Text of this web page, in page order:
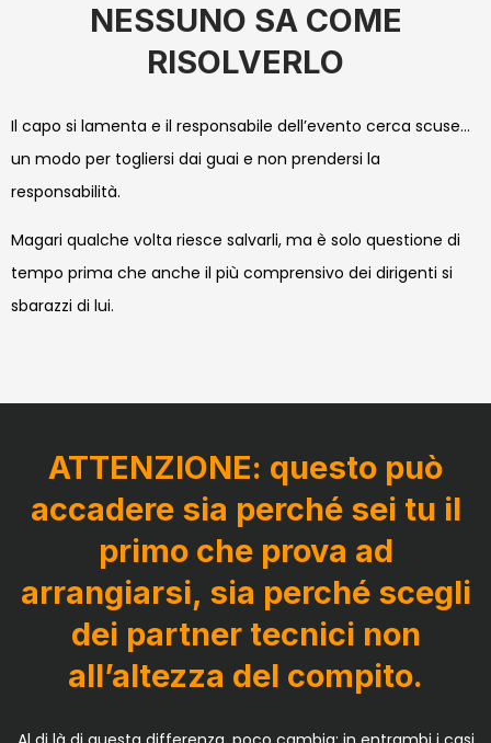
NESSUNO SA COME
RISOLVERLO
Il capo si lamenta e il responsabile dell’evento cerca scuse…
un modo per togliersi dai guai e non prendersi la
responsabilità.
Magari qualche volta riesce salvarli, ma è solo questione di
tempo prima che anche il più comprensivo dei dirigenti si
sbarazzi di lui.
ATTENZIONE: questo può
accadere sia perché sei tu il
primo che prova ad
arrangiarsi, sia perché scegli
dei partner tecnici non
all’altezza del compito.